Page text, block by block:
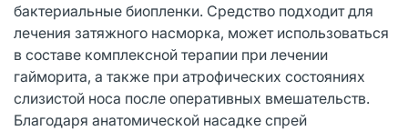
бактериальные биопленки. Средство подходит для
лечения затяжного насморка, может использоваться
в составе комплексной терапии при лечении
гайморита, а также при атрофических состояниях
слизистой носа после оперативных вмешательств.
Благодаря анатомической насадке спрей